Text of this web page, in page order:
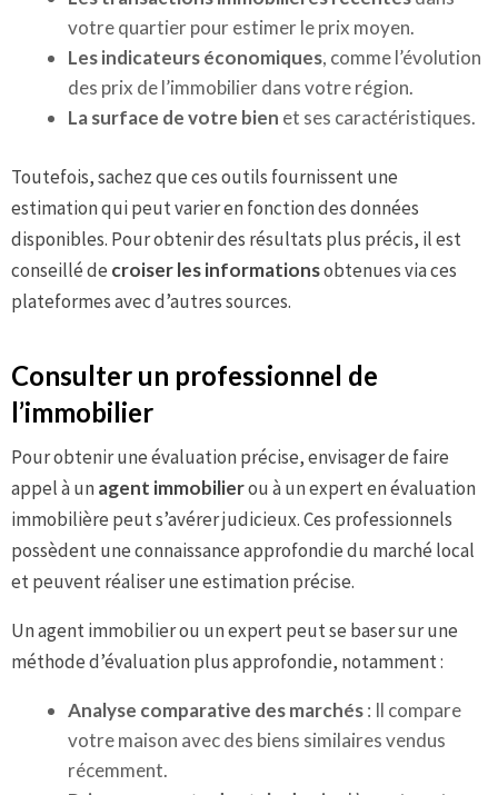
votre quartier pour estimer le prix moyen.
Les indicateurs économiques, comme l’évolution
des prix de l’immobilier dans votre région.
La surface de votre bien et ses caractéristiques.
Toutefois, sachez que ces outils fournissent une
estimation qui peut varier en fonction des données
disponibles. Pour obtenir des résultats plus précis, il est
conseillé de croiser les informationsobtenues via ces
plateformes avec d’autres sources.
Consulter un professionnel de
l’immobilier
Pour obtenir une évaluation précise, envisager de faire
appel à unagent immobilierou à un expert en évaluation
immobilière peut s’avérer judicieux. Ces professionnels
possèdent une connaissance approfondie du marché local
et peuvent réaliser une estimation précise.
Un agent immobilier ou un expert peut se baser sur une
méthode d’évaluation plus approfondie, notamment :
Analyse comparative des marchés: Il compare
votre maison avec des biens similaires vendus
récemment.